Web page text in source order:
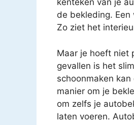
kenteken van je
de bekleding.
Zo ziet het
Maar je hoeft niet
gevallen is het
schoonmaken
manier om je
om zelfs je
laten voeren.